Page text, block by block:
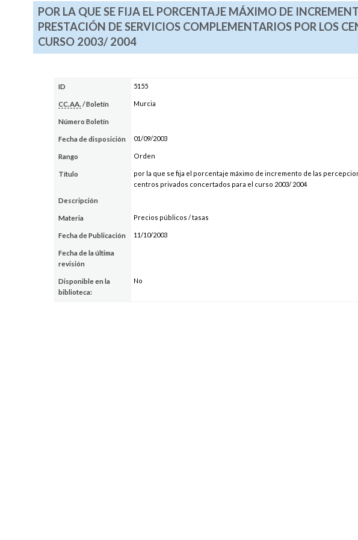
POR LA QUE SE FIJA EL PORCENTAJE MÁXIMO DE
PRESTACIÓN DE SERVICIOS COMPLEMENTARIOS POR LOS
CURSO 2003/ 2004
ID 5155
CC.AA. / Boletín Murcia
Número Boletín
Fecha de disposición 01/09/2003
Rango Orden
Título
por la que se fija el porcentaje máximo de incremento de las
centros privados concertados para el curso 2003/ 2004
Descripción
Materia Precios públicos / tasas
Fecha de Publicación 11/10/2003
Fecha de la última
revisión
Disponible en la
biblioteca:
No